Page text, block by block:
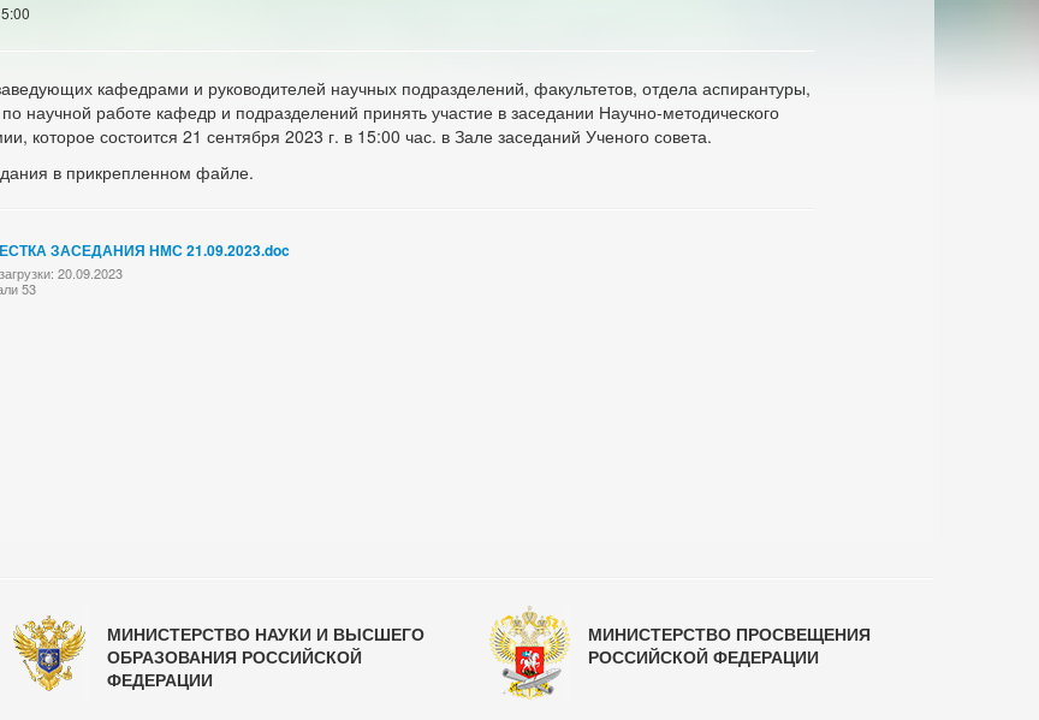
кафедрами и руководителей научных подразделений, факультетов, отдела аспирантуры,
научной работе кафедр и подразделений принять участие в заседании Научно-методического
которое состоится 21 сентября 2023 г. в 15:00 час. в Зале заседаний Ученого совета.
в прикрепленном файле.
ЗАСЕДАНИЯ НМС 21.09.2023.doc
20.09.2023
53
МИНИСТЕРСТВО НАУКИ И ВЫСШЕГО
ОБРАЗОВАНИЯ РОССИЙСКОЙ
ФЕДЕРАЦИИ
МИНИСТЕРСТВО ПРОСВЕЩЕНИЯ
РОССИЙСКОЙ ФЕДЕРАЦИИ